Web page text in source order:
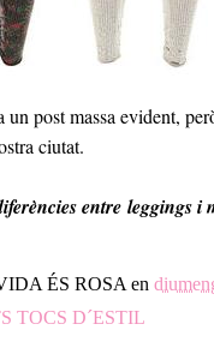
un post massa evident,
ciutat.
entre leggings i
ÉS ROSA en
TOCS D´ESTIL